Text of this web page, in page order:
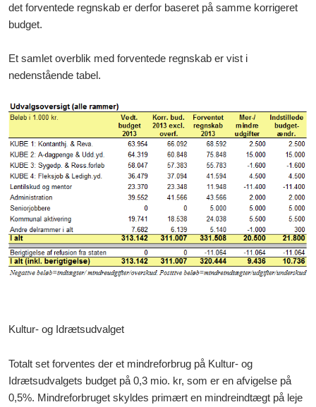
det forventede regnskab er derfor baseret på samme korrigeret
budget.
Et samlet overblik med forventede regnskab er vist i
nedenstående tabel.
Kultur- og Idrætsudvalget
Totalt set forventes der et mindreforbrug på Kultur- og
Idrætsudvalgets budget på 0,3 mio. kr, som er en afvigelse på
0,5%. Mindreforbruget skyldes primært en mindreindtægt på leje